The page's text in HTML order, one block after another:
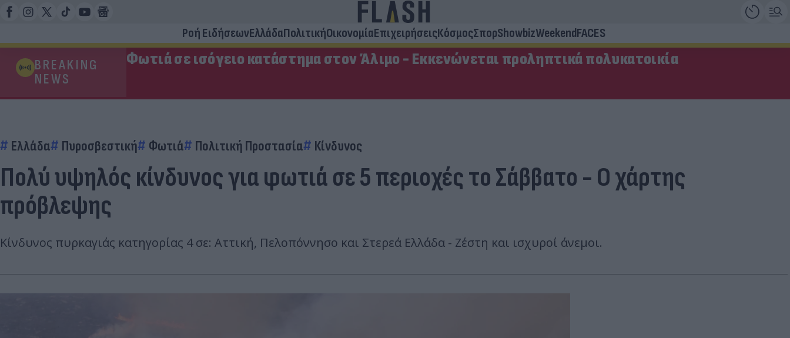
Ροή ΕιδήσεωνΕλλάδαΠολιτικήΟικονομίαΕπιχειρήσειςΚόσμοςΣπορShowbizWeekendFACES
BREAKING
NEWS
Φωτιά σε ισόγειο κατάστημα στον Άλιμο - Εκκενώνεται προληπτικά πολυκατοικία
Ελλάδα Πυροσβεστική Φωτιά Πολιτική Προστασία Κίνδυνος
Πολύ υψηλός κίνδυνος για φωτιά σε 5 περιοχές το Σάββατο - Ο χάρτης
πρόβλεψης
Κίνδυνος πυρκαγιάς κατηγορίας 4 σε: Αττική, Πελοπόννησο και Στερεά Ελλάδα - Ζέστη και ισχυροί άνεμοι.